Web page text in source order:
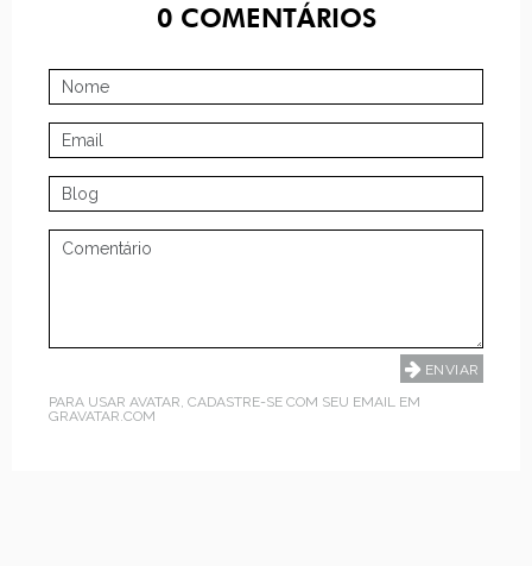
0COMENTÁRIOS
PARA USAR AVATAR, CADASTRE-SE COM SEU EMAIL EM
GRAVATAR.COM